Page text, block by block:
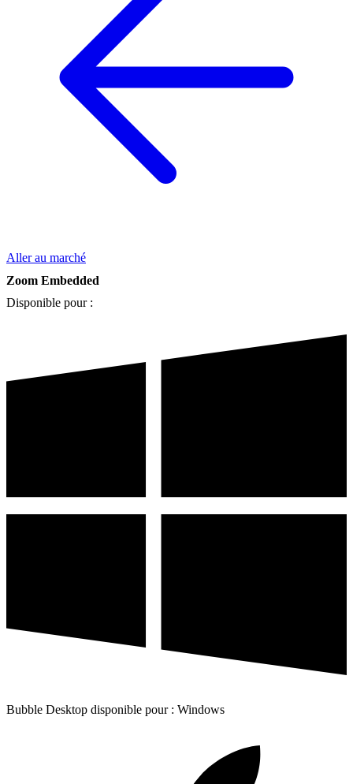
Aller au marché
Zoom Embedded
Disponible pour :
Bubble Desktop disponible pour : Windows